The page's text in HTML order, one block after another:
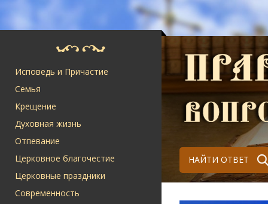
Исповедь и Причастие
Семья
Крещение
Духовная жизнь
Отпевание
Церковное благочестие
Церковные праздники
Современность
НАЙТИ ОТВЕТ